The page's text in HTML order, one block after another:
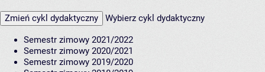
Zmień cykl dydaktyczny Wybierz cykl dydaktyczny
Semestr zimowy 2021/2022
Semestr zimowy 2020/2021
Semestr zimowy 2019/2020